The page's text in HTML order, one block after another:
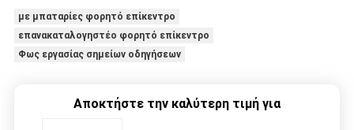
με μπαταρίες φορητό επίκεντρο
επανακαταλογηστέο φορητό επίκεντρο
Φως εργασίας σημείων οδηγήσεων
Αποκτήστε την καλύτερη τιμή για